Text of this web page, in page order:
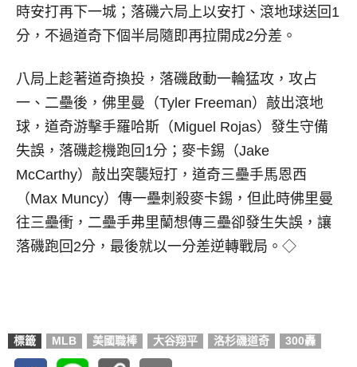
時安打再下一城；落磯六局上以安打、滾地球送回1
分，不過道奇下個半局隨即再拉開成2分差。
八局上趁著道奇換投，落磯啟動一輪猛攻，攻占
一、二壘後，佛里曼（Tyler Freeman）敲出滾地
球，道奇游擊手羅哈斯（Miguel Rojas）發生守備
失誤，落磯趁機跑回1分；麥卡錫（Jake
McCarthy）敲出突襲短打，道奇三壘手馬恩西
（Max Muncy）傳一壘刺殺麥卡錫，但此時佛里曼
往三壘衝，二壘手弗里蘭想傳三壘卻發生失誤，讓
落磯跑回2分，最後就以一分差逆轉戰局。◇
標籤 MLB 美國職棒 大谷翔平 洛杉磯道奇 300轟